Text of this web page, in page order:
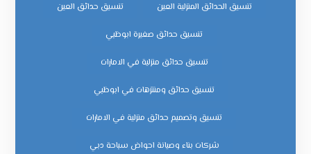
تنسيق الحدائق المنزلية العين تنسيق حدائق العين
تنسيق حدائق صغيرة ابوظبي
تنسيق حدائق منزلية في الامارات
تنسيق حدائق ومنتزهات في ابوظبي
تنسيق وتصميم حدائق منزلية في الامارات
شركات بناء وصيانة احواض سباحة دبي